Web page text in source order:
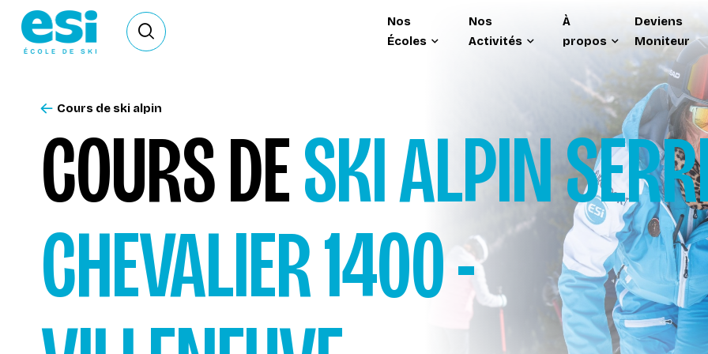
Ouvrir le formulaire de recherche
Nos
Écoles
Nos
Activités
À
propos
Deviens
Moniteur
COURS DESKI ALPIN
CHEVALIER 1400 -
Cours de ski alpin